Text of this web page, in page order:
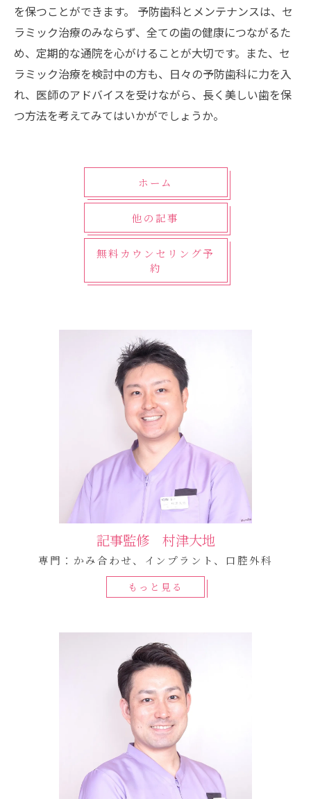
を保つことができます。 予防歯科とメンテナンスは、セ
ラミック治療のみならず、全ての歯の健康につながるた
め、定期的な通院を心がけることが大切です。また、セ
ラミック治療を検討中の方も、日々の予防歯科に力を入
れ、医師のアドバイスを受けながら、長く美しい歯を保
つ方法を考えてみてはいかがでしょうか。
ホーム
他の記事
無料カウンセリング予
約
記事監修 村津大地
専門：かみ合わせ、インプラント、口腔外科
もっと見る